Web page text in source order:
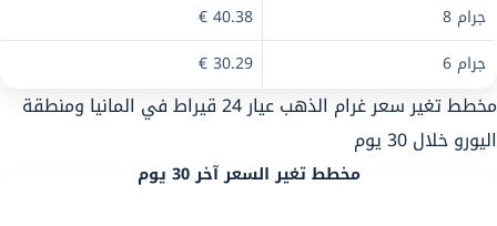
جرام 8
40.38 €
جرام 6
30.29 €
مخطط تغير سعر غرام الذهب عيار 24 قيراط في المانيا ومنطقة
اليورو خلال 30 يوم
مخطط تغير السعر آخر 30 يوم